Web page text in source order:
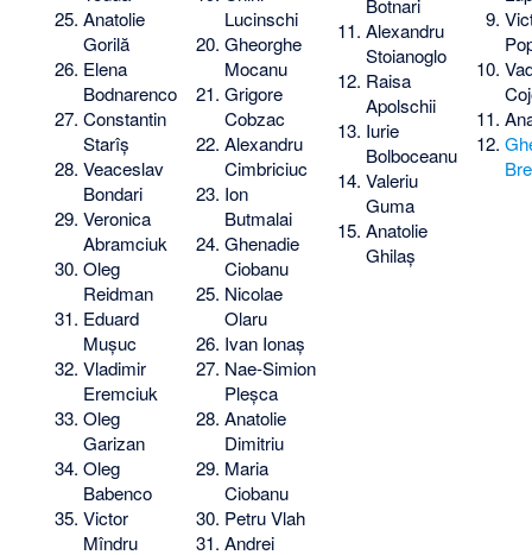
Anatolie
Gorilă
Elena
Bodnarenco
Constantin
Starîș
Veaceslav
Bondari
Veronica
Abramciuk
Oleg
Reidman
Eduard
Mușuc
Vladimir
Eremciuk
Oleg
Garizan
Oleg
Babenco
Victor
Mîndru
Lucinschi
Gheorghe
Mocanu
Grigore
Cobzac
Alexandru
Cimbriciuc
Ion
Butmalai
Ghenadie
Ciobanu
Nicolae
Olaru
Ivan Ionaș
Nae-Simion
Pleșca
Anatolie
Dimitriu
Maria
Ciobanu
Petru Vlah
Andrei
Botnari
Alexandru
Stoianoglo
Raisa
Apolschii
Iurie
Bolboceanu
Valeriu
Guma
Anatolie
Ghilaș